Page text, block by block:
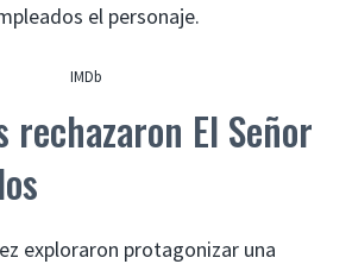
el personaje.
IMDb
rechazaron El Señor
exploraron protagonizar una